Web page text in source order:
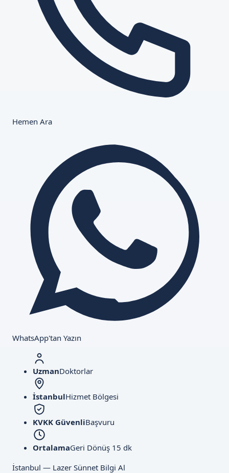
Hemen Ara
WhatsApp'tan Yazın
UzmanDoktorlar
İstanbulHizmet Bölgesi
KVKK GüvenliBaşvuru
OrtalamaGeri Dönüş 15 dk
İstanbul — Lazer Sünnet Bilgi Al